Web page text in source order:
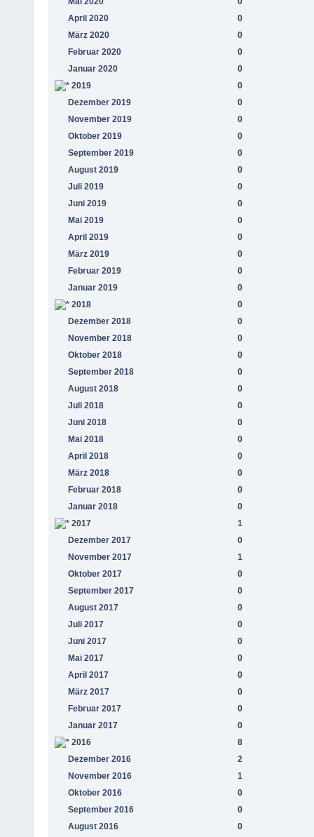
April 2020
0
März 2020
0
Februar 2020
0
Januar 2020
0
2019
0
Dezember 2019
0
November 2019
0
Oktober 2019
0
September 2019
0
August 2019
0
Juli 2019
0
Juni 2019
0
Mai 2019
0
April 2019
0
März 2019
0
Februar 2019
0
Januar 2019
0
2018
0
Dezember 2018
0
November 2018
0
Oktober 2018
0
September 2018
0
August 2018
0
Juli 2018
0
Juni 2018
0
Mai 2018
0
April 2018
0
März 2018
0
Februar 2018
0
Januar 2018
0
2017
1
Dezember 2017
0
November 2017
1
Oktober 2017
0
September 2017
0
August 2017
0
Juli 2017
0
Juni 2017
0
Mai 2017
0
April 2017
0
März 2017
0
Februar 2017
0
Januar 2017
0
2016
8
Dezember 2016
2
November 2016
1
Oktober 2016
0
September 2016
0
August 2016
0